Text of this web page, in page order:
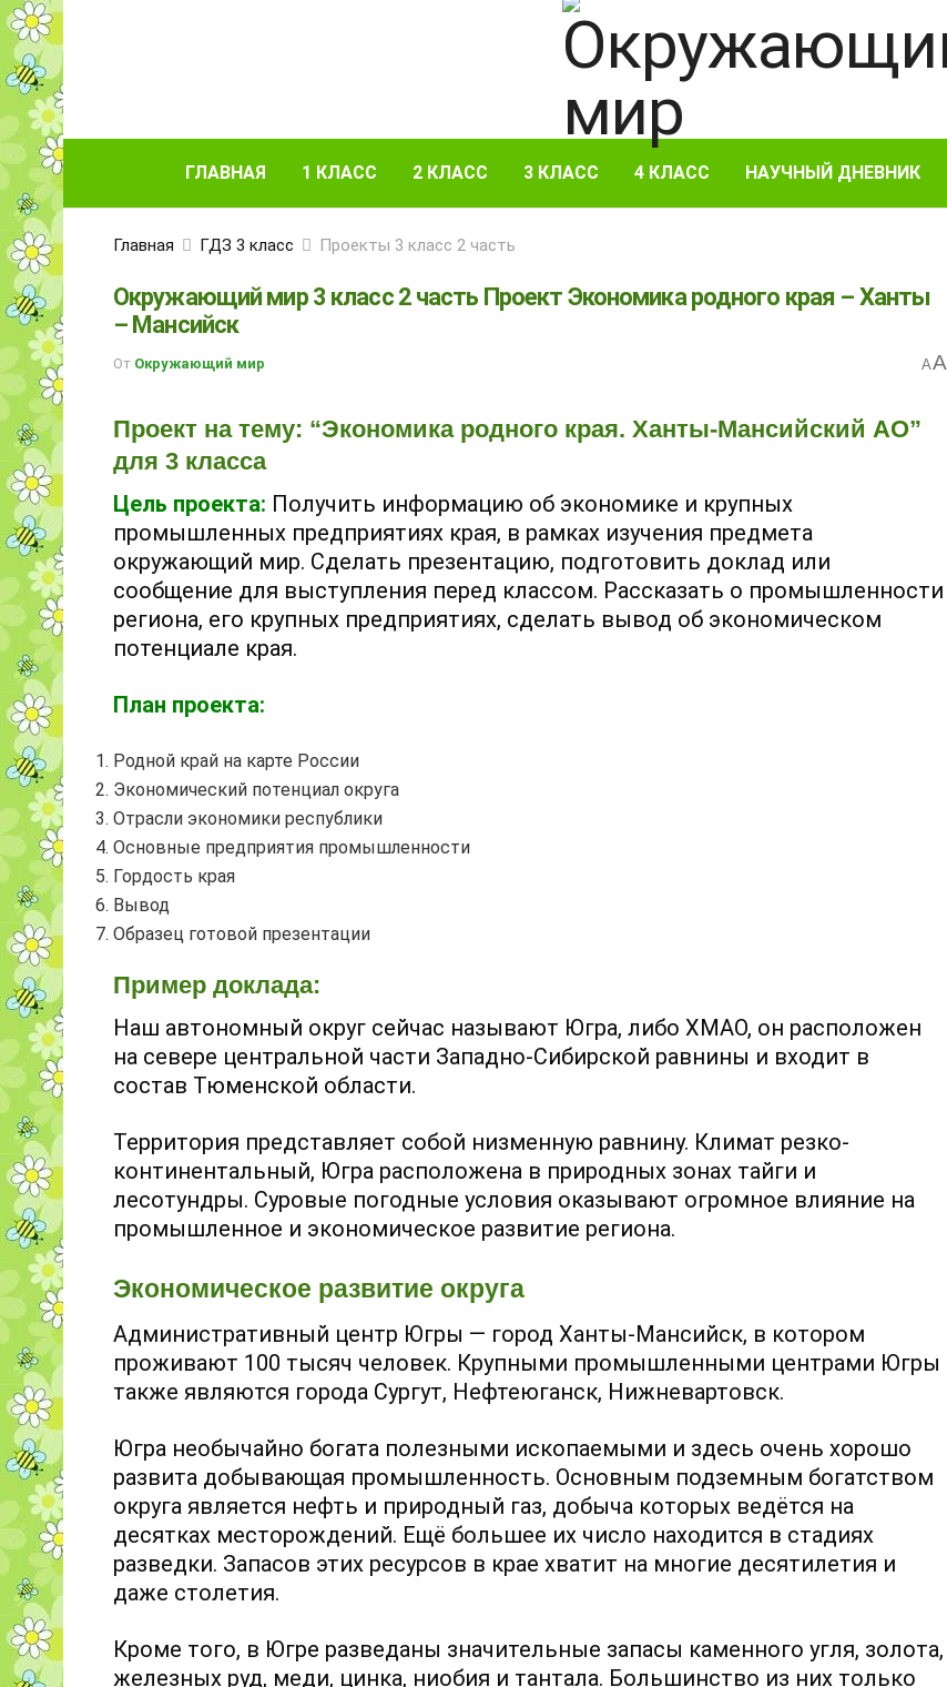
ГЛАВНАЯ 1 КЛАСС 2 КЛАСС 3 КЛАСС 4 КЛАСС НАУЧНЫЙ ДНЕВНИК
Главная ГДЗ 3 класс Проекты 3 класс 2 часть
Окружающий мир 3 класс 2 часть Проект Экономика родного края – Ханты
– Мансийск
От Окружающий мир AA
Проект на тему: “Экономика родного края. Ханты-Мансийский АО”
для 3 класса
Цель проекта: Получить информацию об экономике и крупных
промышленных предприятиях края, в рамках изучения предмета
окружающий мир. Сделать презентацию, подготовить доклад или
сообщение для выступления перед классом. Рассказать о промышленности
региона, его крупных предприятиях, сделать вывод об экономическом
потенциале края.
План проекта:
Родной край на карте России
Экономический потенциал округа
Отрасли экономики республики
Основные предприятия промышленности
Гордость края
Вывод
Образец готовой презентации
Пример доклада:
Наш автономный округ сейчас называют Югра, либо ХМАО, он расположен
на севере центральной части Западно-Сибирской равнины и входит в
состав Тюменской области.
Территория представляет собой низменную равнину. Климат резко-
континентальный, Югра расположена в природных зонах тайги и
лесотундры. Суровые погодные условия оказывают огромное влияние на
промышленное и экономическое развитие региона.
Экономическое развитие округа
Административный центр Югры — город Ханты-Мансийск, в котором
проживают 100 тысяч человек. Крупными промышленными центрами Югры
также являются города Сургут, Нефтеюганск, Нижневартовск.
Югра необычайно богата полезными ископаемыми и здесь очень хорошо
развита добывающая промышленность. Основным подземным богатством
округа является нефть и природный газ, добыча которых ведётся на
десятках месторождений. Ещё большее их число находится в стадиях
разведки. Запасов этих ресурсов в крае хватит на многие десятилетия и
даже столетия.
Кроме того, в Югре разведаны значительные запасы каменного угля, золота,
железных руд, меди, цинка, ниобия и тантала. Большинство из них только